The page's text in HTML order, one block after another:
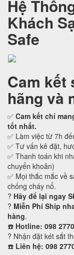
Hệ
Khách
Safe
Cam kết
hãng và
✅ Cam kết chỉ
tốt nhất.
✅ Làm việc từ 7h
✅ Tư vấn kê đặt,
✅ Thanh toán khi
chuyển khoản)
✅ Mọi thắc mắc về
chống cháy nổ.
? Hãy để lại ngay
? Miễn Phí Ship
hàng.
☎️ Hotline: 098
? Nhận đặt két sắt
☎️ Liên hệ: 098